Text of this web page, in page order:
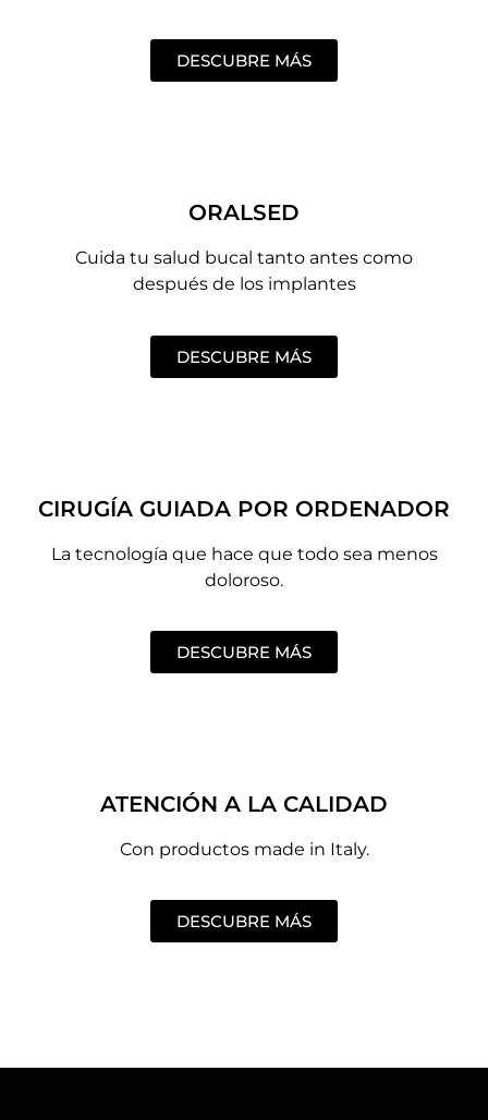
DESCUBRE MÁS
ORALSED
Cuida tu salud bucal tanto antes como
después de los implantes
DESCUBRE MÁS
CIRUGÍA GUIADA POR ORDENADOR
La tecnología que hace que todo sea menos
doloroso.
DESCUBRE MÁS
ATENCIÓN A LA CALIDAD
Con productos made in Italy.
DESCUBRE MÁS